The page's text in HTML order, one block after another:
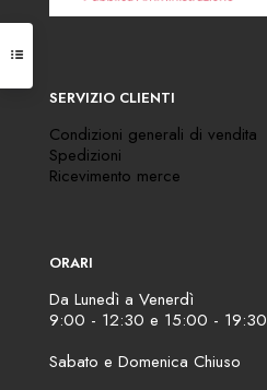
SERVIZIO CLIENTI
Condizioni generali di vendita
Spedizioni
Ricevimento merce
ORARI
Da Lunedì a Venerdì
9:00 - 12:30 e 15:00 - 19:30
Sabato e Domenica Chiuso